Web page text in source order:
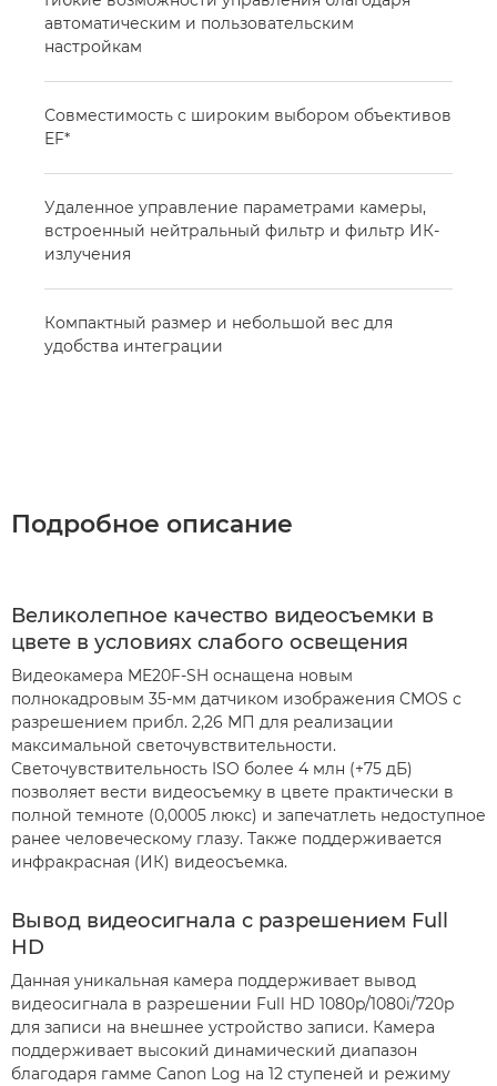
автоматическим и пользовательским
настройкам
Совместимость с широким выбором объективов
EF*
Удаленное управление параметрами камеры,
встроенный нейтральный фильтр и фильтр ИК-
излучения
Компактный размер и небольшой вес для
удобства интеграции
Подробное описание
Великолепное качество видеосъемки в
цвете в условиях слабого освещения
Видеокамера ME20F-SH оснащена новым
полнокадровым 35-мм датчиком изображения CMOS с
разрешением прибл. 2,26 МП для реализации
максимальной светочувствительности.
Светочувствительность ISO более 4 млн (+75 дБ)
позволяет вести видеосъемку в цвете практически в
полной темноте (0,0005 люкс) и запечатлеть недоступное
ранее человеческому глазу. Также поддерживается
инфракрасная (ИК) видеосъемка.
Вывод видеосигнала с разрешением Full
HD
Данная уникальная камера поддерживает вывод
видеосигнала в разрешении Full HD 1080p/1080i/720p
для записи на внешнее устройство записи. Камера
поддерживает высокий динамический диапазон
благодаря гамме Canon Log на 12 ступеней и режиму